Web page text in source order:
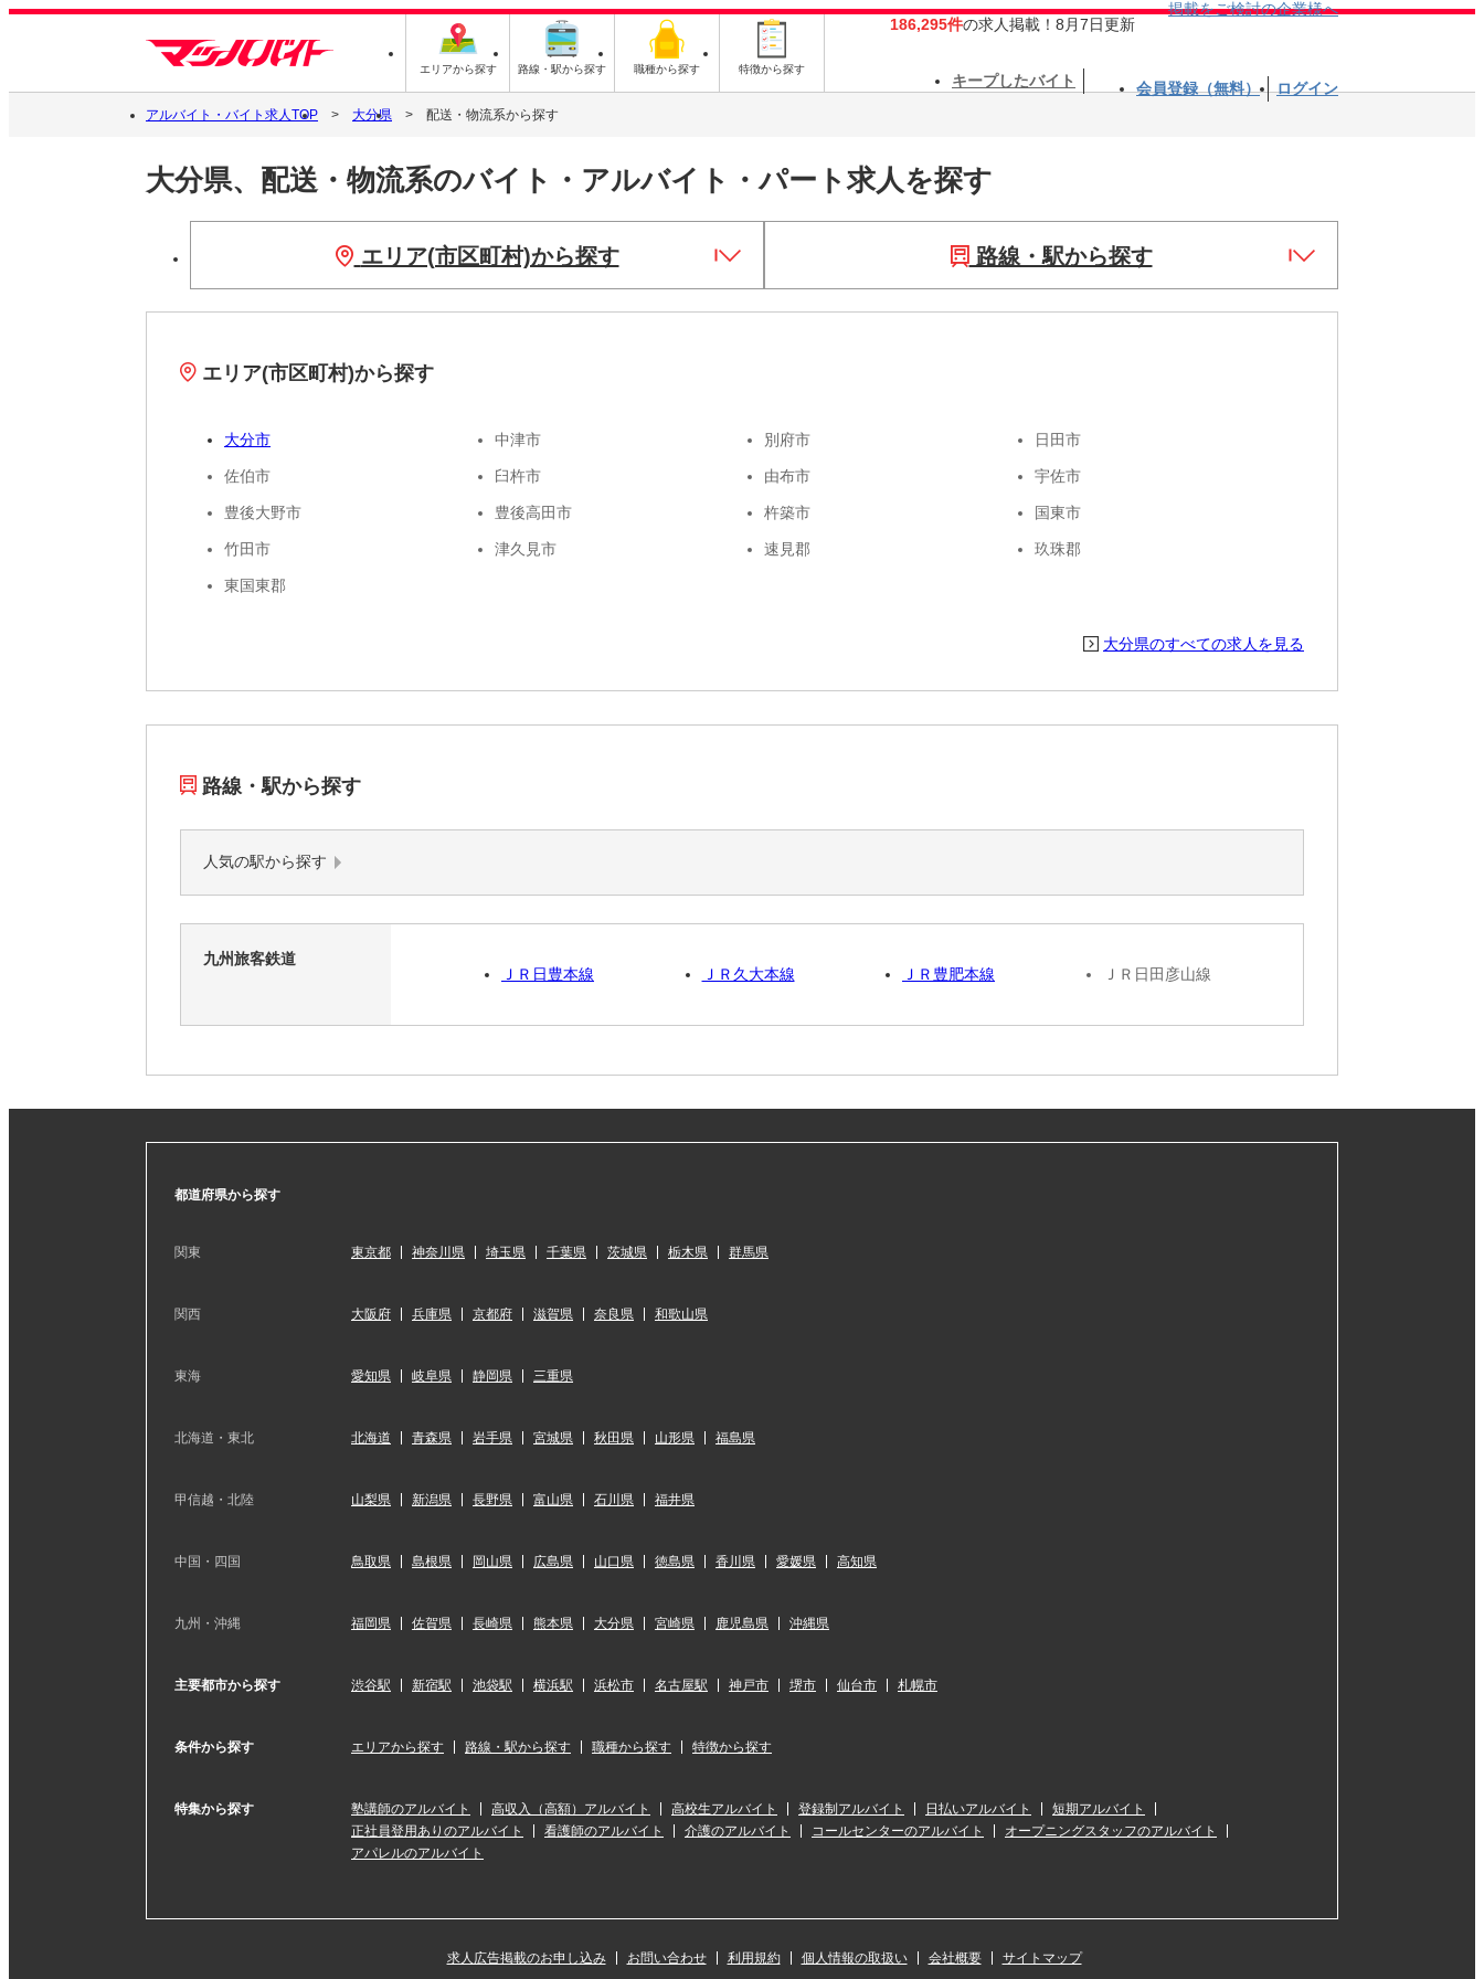
エリアから探す 路線・駅から探す 職種から探す 特徴から探す
186,295件の求人掲載！8月7日更新
掲載をご検討の企業様へ
キープしたバイト 会員登録（無料） ログイン
アルバイト・バイト求人TOP 大分県 配送・物流系から探す
大分県、配送・物流系のバイト・アルバイト・パート求人を探す
エリア(市区町村)から探す 路線・駅から探す
エリア(市区町村)から探す
大分市 中津市 別府市 日田市
佐伯市 臼杵市 由布市 宇佐市
豊後大野市 豊後高田市 杵築市 国東市
竹田市 津久見市 速見郡 玖珠郡
東国東郡
大分県のすべての求人を見る
路線・駅から探す
人気の駅から探す
九州旅客鉄道
ＪＲ日豊本線
ＪＲ久大本線 ＪＲ豊肥本線 ＪＲ日田彦山線
都道府県から探す
関東 東京都 神奈川県 埼玉県 千葉県 茨城県 栃木県 群馬県
関西 大阪府 兵庫県 京都府 滋賀県 奈良県 和歌山県
東海 愛知県 岐阜県 静岡県 三重県
北海道・東北 北海道 青森県 岩手県 宮城県 秋田県 山形県 福島県
甲信越・北陸 山梨県 新潟県 長野県 富山県 石川県 福井県
中国・四国 鳥取県 島根県 岡山県 広島県 山口県 徳島県 香川県 愛媛県 高知県
九州・沖縄 福岡県 佐賀県 長崎県 熊本県 大分県 宮崎県 鹿児島県 沖縄県
主要都市から探す 渋谷駅 新宿駅 池袋駅 横浜駅 浜松市 名古屋駅 神戸市 堺市 仙台市 札幌市
条件から探す エリアから探す 路線・駅から探す 職種から探す 特徴から探す
特集から探す 塾講師のアルバイト 高収入（高額）アルバイト 高校生アルバイト 登録制アルバイト 日払いアルバイト
短期アルバイト
正社員登用ありのアルバイト
看護師のアルバイト 介護のアルバイト コールセンターのアルバイト
オープニングスタッフのアルバイト
アパレルのアルバイト
求人広告掲載のお申し込み お問い合わせ 利用規約 個人情報の取扱い 会社概要 サイトマップ